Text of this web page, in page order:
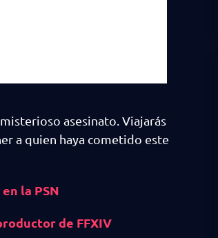
asesinato. Viajarás
a quien haya cometido este
la PSN
de FFXIV